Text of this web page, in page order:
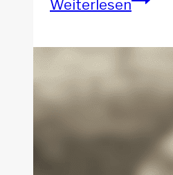
Weiterlesen
einem
und